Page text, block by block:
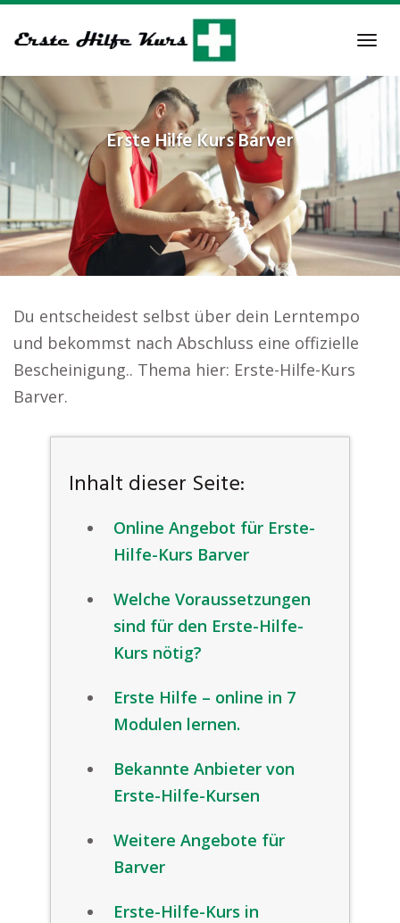
to
content
Erste Hilfe KursBarver
Du entscheidest selbst über dein Lerntempo
und bekommst nach Abschluss eine offizielle
Bescheinigung.. Thema hier: Erste-Hilfe-Kurs
Barver.
Inhalt dieser Seite:
Online Angebot für Erste-
Hilfe-Kurs Barver
Welche Voraussetzungen
sind für den Erste-Hilfe-
Kurs nötig?
Erste Hilfe – online in 7
Modulen lernen.
Bekannte Anbieter von
Erste-Hilfe-Kursen
Weitere Angebote für
Barver
Erste-Hilfe-Kurs in